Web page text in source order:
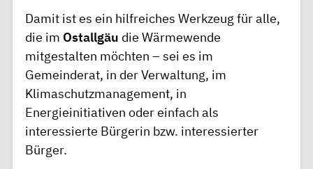
Damit ist es ein hilfreiches Werkzeug für alle,
die im Ostallgäu die Wärmewende
mitgestalten möchten – sei es im
Gemeinderat, in der Verwaltung, im
Klimaschutzmanagement, in
Energieinitiativen oder einfach als
interessierte Bürgerin bzw. interessierter
Bürger.